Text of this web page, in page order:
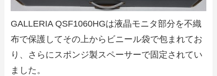
GALLERIA QSF1060HGは液晶モニタ部分を不織
布で保護してその上からビニール袋で包まれてお
り、さらにスポンジ製スペーサーで固定されてい
ました。